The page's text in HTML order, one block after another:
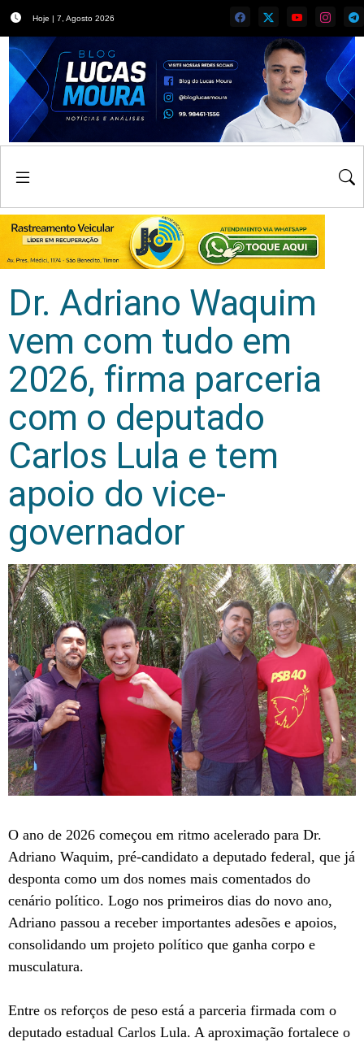
Hoje | 7, Agosto 2026
Dr. Adriano Waquim
vem com tudo em
2026, firma parceria
com o deputado
Carlos Lula e tem
apoio do vice-
governador
O ano de 2026 começou em ritmo acelerado para Dr.
Adriano Waquim, pré-candidato a deputado federal, que já
desponta como um dos nomes mais comentados do
cenário político. Logo nos primeiros dias do novo ano,
Adriano passou a receber importantes adesões e apoios,
consolidando um projeto político que ganha corpo e
musculatura.
Entre os reforços de peso está a parceria firmada com o
deputado estadual Carlos Lula. A aproximação fortalece o